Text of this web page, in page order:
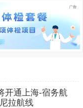
开通上海-宿务航
拉航线